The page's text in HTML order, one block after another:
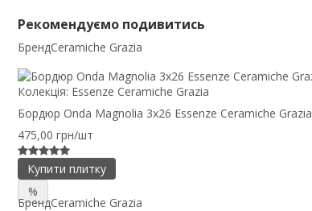
Рекомендуємо подивитись
БрендCeramiche Grazia
Колекція: Essenze Ceramiche Grazia
Бордюр Onda Magnolia 3x26 Essenze Ceramiche Grazia
475,00 грн/шт
Купити плитку
%
БрендCeramiche Grazia